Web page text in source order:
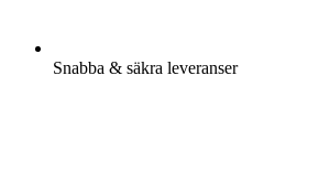
Snabba & säkra leveranser